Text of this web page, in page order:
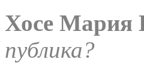
Хосе Мария
публика?